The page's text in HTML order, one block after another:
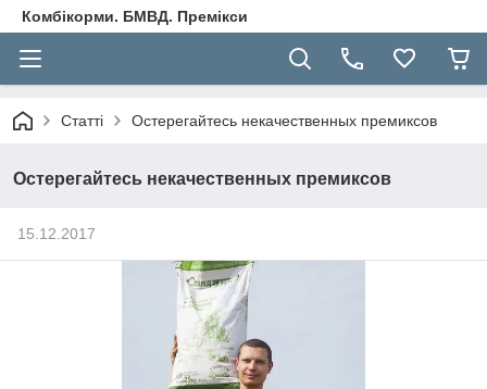
Комбікорми. БМВД. Премікси
Статті Остерегайтесь некачественных премиксов
Остерегайтесь некачественных премиксов
15.12.2017